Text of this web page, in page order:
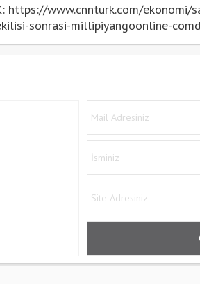
https://www.cnnturk.com/ekonomi/
sonrasi-millipiyangoonline-